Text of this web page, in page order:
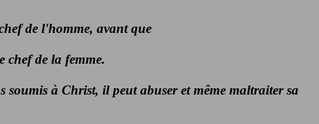
de l'homme, avant que
de la femme.
soumis à Christ, il peut abuser et même maltraiter sa